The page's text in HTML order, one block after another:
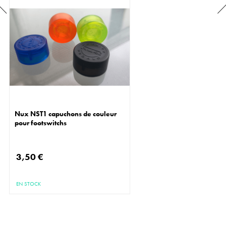
Nux NST1 capuchons de couleur
pour footswitchs
3,50 €
EN STOCK